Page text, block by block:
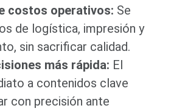
costos operativos: Se
de logística, impresión y
sin sacrificar calidad.
más rápida: El
a contenidos clave
con precisión ante